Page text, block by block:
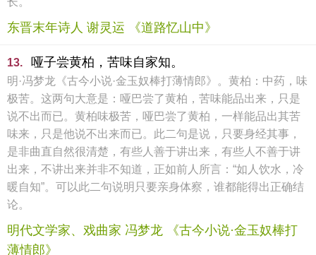
东晋末年诗人 谢灵运 《道路忆山中》
13. 哑子尝黄柏，苦味自家知。
明·冯梦龙《古今小说·金玉奴棒打薄情郎》。黄柏：中药，味
极苦。这两句大意是：哑巴尝了黄柏，苦味能品出来，只是
说不出而已。黄柏味极苦，哑巴尝了黄柏，一样能品出其苦
味来，只是他说不出来而已。此二句是说，只要身经其事，
是非曲直自然很清楚，有些人善于讲出来，有些人不善于讲
出来，不讲出来并非不知道，正如前人所言：“如人饮水，冷
暖自知”。可以此二句说明只要亲身体察，谁都能得出正确结
论。
明代文学家、戏曲家 冯梦龙 《古今小说·金玉奴棒打
薄情郎》